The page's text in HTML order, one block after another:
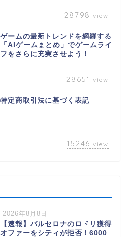
28798 view
ゲームの最新トレンドを網羅する
「AIゲームまとめ」でゲームライ
フをさらに充実させよう！
28651 view
特定商取引法に基づく表記
15246 view
2026年8月8日
【速報】バルセロナのロドリ獲得
オファーをシティが拒否！6000